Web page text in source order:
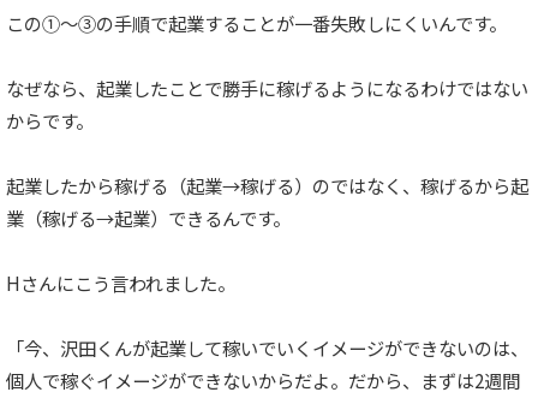
この①〜③の手順で起業することが一番失敗しにくいんです。
なぜなら、起業したことで勝手に稼げるようになるわけではない
からです。
起業したから稼げる（起業→稼げる）のではなく、稼げるから起
業（稼げる→起業）できるんです。
Hさんにこう言われました。
「今、沢田くんが起業して稼いでいくイメージができないのは、
個人で稼ぐイメージができないからだよ。だから、まずは2週間